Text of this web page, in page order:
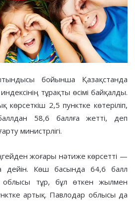
бойынша Қазақстанда
тұрақты өсімі байқалды.
көрсеткіш 2,5 пунктке көтеріліп,
58,6 баллға жетті, деп
министрлігі.
жоғары нәтиже көрсетті —
дейін. Көш басында 64,6 балл
облысы тұр, бұл өткен жылмен
артық. Павлодар облысы да